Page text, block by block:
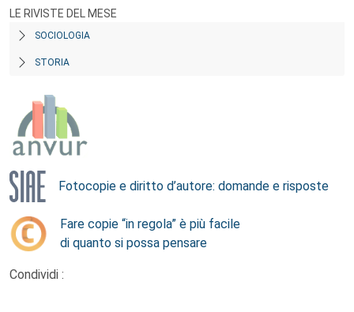
LE RIVISTE DEL MESE
SOCIOLOGIA
STORIA
Fotocopie e diritto d’autore: domande e risposte
Fare copie “in regola” è più facile
di quanto si possa pensare
Condividi :